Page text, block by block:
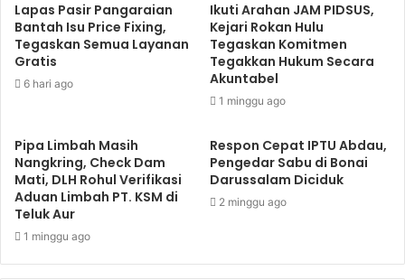
Lapas Pasir Pangaraian
Bantah Isu Price Fixing,
Tegaskan Semua Layanan
Gratis
6 hari ago
Ikuti Arahan JAM PIDSUS,
Kejari Rokan Hulu
Tegaskan Komitmen
Tegakkan Hukum Secara
Akuntabel
1 minggu ago
Pipa Limbah Masih
Nangkring, Check Dam
Mati, DLH Rohul Verifikasi
Aduan Limbah PT. KSM di
Teluk Aur
1 minggu ago
Respon Cepat IPTU Abdau,
Pengedar Sabu di Bonai
Darussalam Diciduk
2 minggu ago